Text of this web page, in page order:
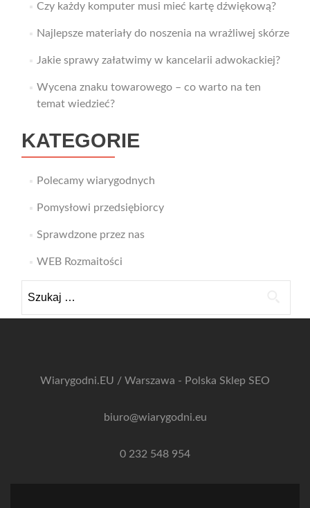
Czy każdy komputer musi mieć kartę dźwiękową?
Najlepsze materiały do noszenia na wrażliwej skórze
Jakie sprawy załatwimy w kancelarii adwokackiej?
Wycena znaku towarowego – co warto na ten
temat wiedzieć?
KATEGORIE
Polecamy wiarygodnych
Pomysłowi przedsiębiorcy
Sprawdzone przez nas
WEB Rozmaitości
Wiarygodni.EU / Warszawa - Polska Sklep SEO
biuro@wiarygodni.eu
0 232 548 954